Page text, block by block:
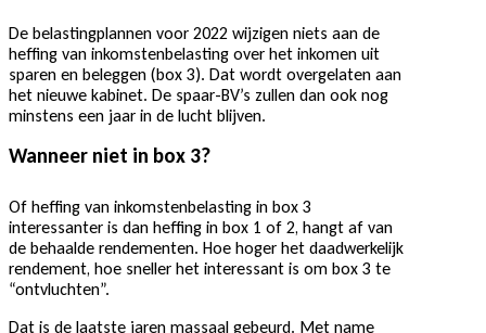
De belastingplannen voor 2022 wijzigen niets aan de
heffing van inkomstenbelasting over het inkomen uit
sparen en beleggen (box 3). Dat wordt overgelaten aan
het nieuwe kabinet. De spaar-BV’s zullen dan ook nog
minstens een jaar in de lucht blijven.
Wanneer niet in box 3?
Of heffing van inkomstenbelasting in box 3
interessanter is dan heffing in box 1 of 2, hangt af van
de behaalde rendementen. Hoe hoger het daadwerkelijk
rendement, hoe sneller het interessant is om box 3 te
“ontvluchten”.
Dat is de laatste jaren massaal gebeurd. Met name